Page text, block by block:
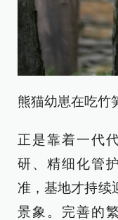
熊猫幼崽在吃竹
正是靠着一代
研、精细化管
准，基地才持续
景象。完善的